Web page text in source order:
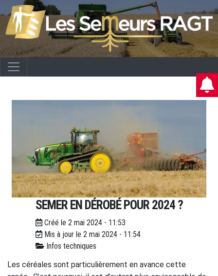
SEMER EN DÉROBÉ POUR 2024 ?
Créé le 2 mai 2024 - 11:53
Mis à jour le 2 mai 2024 - 11:54
Infos techniques
Les céréales sont particulièrement en avance cette